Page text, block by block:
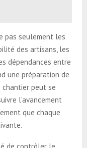
pas seulement les
des artisans, les
dépendances entre
une préparation de
chantier peut se
l’avancement
que chaque
de contrôler le